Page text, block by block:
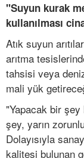
"Suyun kurak
kullanılması
Atık suyun
arıtma
tahsisi veya
mali yük
"Yapacak bir
şey, yarın
Dolayısıyla
kalitesi bulunan